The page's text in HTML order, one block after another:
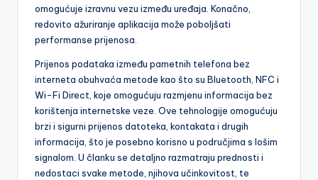
omogućuje izravnu vezu između uređaja. Konačno,
redovito ažuriranje aplikacija može poboljšati
performanse prijenosa.
Prijenos podataka između pametnih telefona bez
interneta obuhvaća metode kao što su Bluetooth, NFC i
Wi-Fi Direct, koje omogućuju razmjenu informacija bez
korištenja internetske veze. Ove tehnologije omogućuju
brzi i sigurni prijenos datoteka, kontakata i drugih
informacija, što je posebno korisno u područjima s lošim
signalom. U članku se detaljno razmatraju prednosti i
nedostaci svake metode, njihova učinkovitost, te